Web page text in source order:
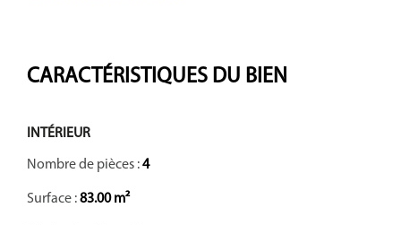
CARACTÉRISTIQUES DU BIEN
INTÉRIEUR
Nombre de pièces :4
Surface :83.00 m²